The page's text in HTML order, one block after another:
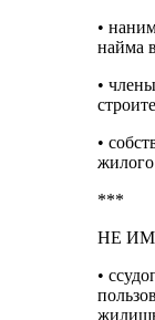
•
найма
•
•
***
НЕ
•